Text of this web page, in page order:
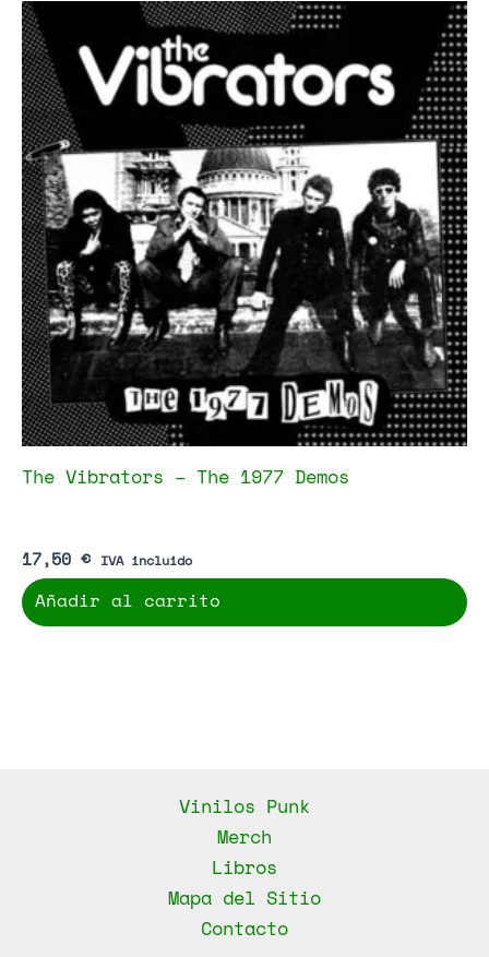
The Vibrators – The 1977 Demos
17,50 € IVA incluido
Añadir al carrito
Vinilos Punk
Merch
Libros
Mapa del Sitio
Contacto